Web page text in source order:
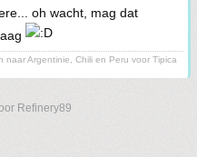
oh wacht, mag dat
Argentinie, Chili en Peru voor Tipica
Refinery89